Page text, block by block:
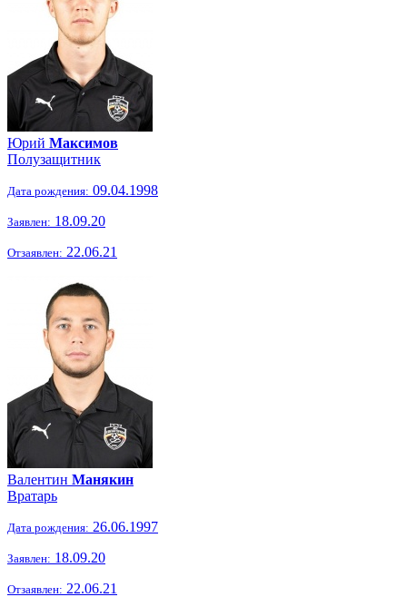
Юрий Максимов
Полузащитник
Дата рождения: 09.04.1998
Заявлен: 18.09.20
Отзаявлен: 22.06.21
Валентин Манякин
Вратарь
Дата рождения: 26.06.1997
Заявлен: 18.09.20
Отзаявлен: 22.06.21